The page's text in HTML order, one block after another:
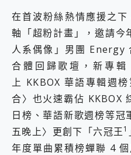
在首波粉絲熱情應援之
軸「超粉計畫」，邀請今
人系偶像」男團 Energy
合體回歸歌壇，新專
上 KKBOX 華語專輯週
合〉也火速霸佔 KKBOX
日榜、華語新歌週榜等冠
五晚上〉更創下「六冠王1
年度單曲累積榜蟬聯 4